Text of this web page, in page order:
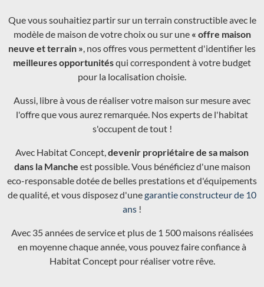
Que vous souhaitiez partir sur un terrain constructible avec le
modèle de maison de votre choix ou sur une « offre maison
neuve et terrain », nos offres vous permettent d'identifier les
meilleures opportunitésqui correspondent à votre budget
pour la localisation choisie.
Aussi, libre à vous de réaliser votre maison sur mesure avec
l'offre que vous aurez remarquée. Nos experts de l'habitat
s'occupent de tout !
Avec Habitat Concept,devenir propriétaire de sa maison
dans la Manche est possible. Vous bénéficiez d'une maison
eco-responsable dotée de belles prestations et d'équipements
de qualité, et vous disposez d'unegarantie constructeur de 10
ans !
Avec 35 années de service et plus de 1 500 maisons réalisées
en moyenne chaque année, vous pouvez faire confiance à
Habitat Concept pour réaliser votre rêve.